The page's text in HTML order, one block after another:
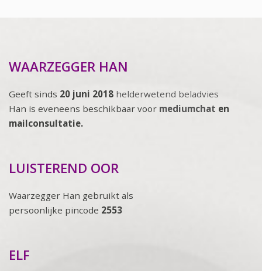
WAARZEGGER HAN
Geeft sinds 20 juni 2018 helderwetend beladvies
Han is eveneens beschikbaar voor mediumchat en
mailconsultatie.
LUISTEREND OOR
Waarzegger Han gebruikt als
persoonlijke pincode 2553
ELF